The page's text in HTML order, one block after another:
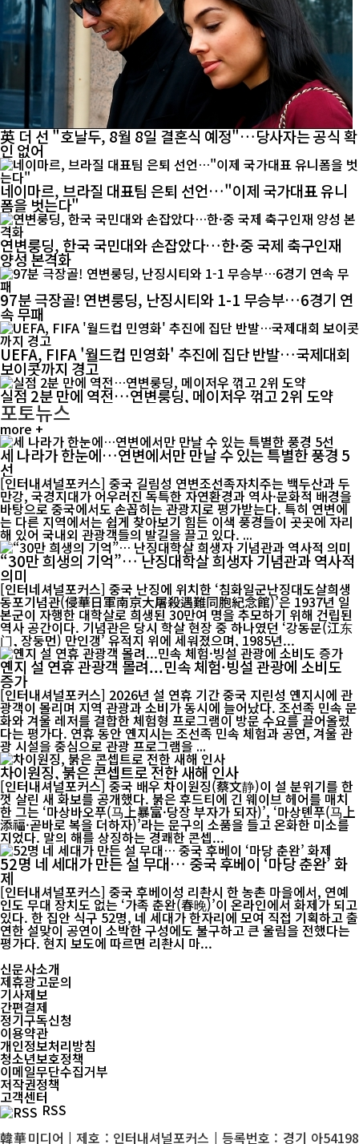
英 더 선 "호날두, 8월 8일 결혼식 예정"…당사자는 공식 확
인 없어
네이마르, 브라질 대표팀 은퇴 선언…"이제 국가대표 유니
폼을 벗는다"
연변룽딩, 한국 국민대와 손잡았다…한·중 국제 축구인재
양성 본격화
97분 극장골! 연변룽딩, 난징시티와 1-1 무승부…6경기 연
속 무패
UEFA, FIFA '월드컵 민영화' 추진에 집단 반발…국제대회
보이콧까지 경고
실점 2분 만에 역전…연변룽딩, 메이저우 꺾고 2위 도약
포토뉴스
more +
세 나라가 한눈에…연변에서만 만날 수 있는 특별한 풍경 5
선
[인터내셔널포커스] 중국 길림성 연변조선족자치주는 백두산과 두
만강, 국경지대가 어우러진 독특한 자연환경과 역사·문화적 배경을
바탕으로 중국에서도 손꼽히는 관광지로 평가받는다. 특히 연변에
는 다른 지역에서는 쉽게 찾아보기 힘든 이색 풍경들이 곳곳에 자리
해 있어 국내외 관광객들의 발길을 끌고 있다. ...
“30만 희생의 기억”… 난징대학살 희생자 기념관과 역사적
의미
[인터네셔널포커스] 중국 난징에 위치한 ‘침화일군난징대도살희생
동포기념관(侵華日軍南京大屠殺遇難同胞紀念館)’은 1937년 일
본군이 자행한 대학살로 희생된 30만여 명을 추모하기 위해 건립된
역사 공간이다. 기념관은 당시 학살 현장 중 하나였던 ‘강동문(江东
门, 장둥먼) 만인갱’ 유적지 위에 세워졌으며, 1985년...
옌지 설 연휴 관광객 몰려...민속 체험·빙설 관광에 소비도
증가
[인터내셔널포커스] 2026년 설 연휴 기간 중국 지린성 옌지시에 관
광객이 몰리며 지역 관광과 소비가 동시에 늘어났다. 조선족 민속 문
화와 겨울 레저를 결합한 체험형 프로그램이 방문 수요를 끌어올렸
다는 평가다. 연휴 동안 옌지시는 조선족 민속 체험과 공연, 겨울 관
광 시설을 중심으로 관광 프로그램을 ...
차이원징, 붉은 콘셉트로 전한 새해 인사
[인터내셔널포커스] 중국 배우 차이원징(蔡文静)이 설 분위기를 한
껏 살린 새 화보를 공개했다. 붉은 후드티에 긴 웨이브 헤어를 매치
한 그는 ‘마상바오푸(马上暴富·당장 부자가 되자)’, ‘마상톈푸(马上
添福·곧바로 복을 더하자)’라는 문구의 소품을 들고 온화한 미소를
지었다. 말의 해를 상징하는 경쾌한 콘셉...
52명 네 세대가 만든 설 무대… 중국 후베이 ‘마당 춘완’ 화
제
[인터내셔널포커스] 중국 후베이성 리촨시 한 농촌 마을에서, 연예
인도 무대 장치도 없는 ‘가족 춘완(春晚)’이 온라인에서 화제가 되고
있다. 한 집안 식구 52명, 네 세대가 한자리에 모여 직접 기획하고 출
연한 설맞이 공연이 소박한 구성에도 불구하고 큰 울림을 전했다는
평가다. 현지 보도에 따르면 리촨시 마...
신문사소개
제휴광고문의
기사제보
간편결제
정기구독신청
이용약관
개인정보처리방침
청소년보호정책
이메일무단수집거부
저작권정책
고객센터
RSS
韓華미디어 | 제호 : 인터내셔널포커스 | 등록번호 : 경기 아54198